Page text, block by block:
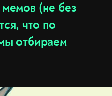
мемов (не без
что по
отбираем